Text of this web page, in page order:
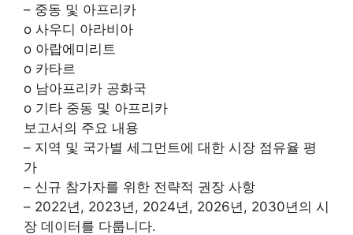
– 중동 및 아프리카
o 사우디 아라비아
o 아랍에미리트
o 카타르
o 남아프리카 공화국
o 기타 중동 및 아프리카
보고서의 주요 내용
– 지역 및 국가별 세그먼트에 대한 시장 점유율 평
가
– 신규 참가자를 위한 전략적 권장 사항
– 2022년, 2023년, 2024년, 2026년, 2030년의 시
장 데이터를 다룹니다.